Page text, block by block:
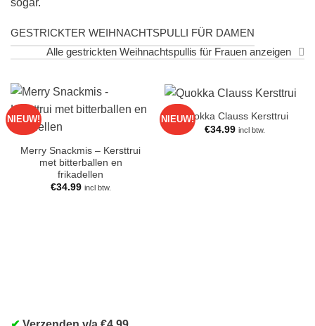
sogar.
GESTRICKTER WEIHNACHTSPULLI FÜR DAMEN
Alle gestrickten Weihnachtspullis für Frauen anzeigen
NIEUW!
Merry Snackmis – Kersttrui
met bitterballen en
frikadellen
€34.99 incl btw.
NIEUW!Quokka Clauss Kersttrui
€34.99 incl btw.